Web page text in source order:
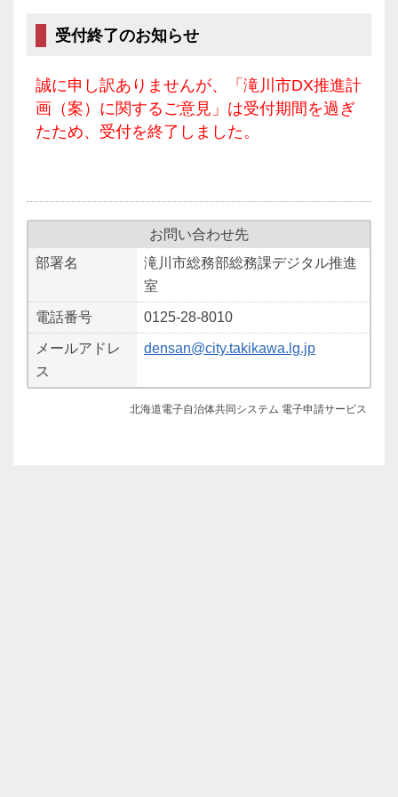
受付終了のお知らせ
誠に申し訳ありませんが、「滝川市DX推進計
画（案）に関するご意見」は受付期間を過ぎ
たため、受付を終了しました。
お問い合わせ先
部署名
滝川市総務部総務課デジタル推進
室
電話番号 0125-28-8010
メールアドレ
ス
densan@city.takikawa.lg.jp
北海道電子自治体共同システム 電子申請サービス